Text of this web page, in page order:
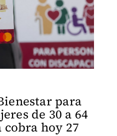
para
de 30 a 64
cobra hoy 27